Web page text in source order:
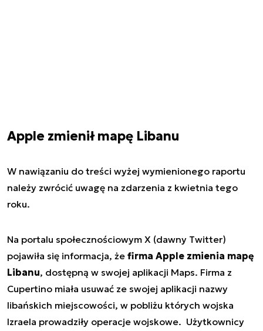
Apple zmienił mapę Libanu
W nawiązaniu do treści wyżej wymienionego raportu
należy zwrócić uwagę na zdarzenia z kwietnia tego
roku.
Na portalu społecznościowym X (dawny Twitter)
pojawiła się informacja, że firma Apple zmienia mapę
Libanu, dostępną w swojej aplikacji Maps. Firma z
Cupertino miała usuwać ze swojej aplikacji nazwy
libańskich miejscowości, w pobliżu których wojska
Izraela prowadziły operacje wojskowe. Użytkownicy